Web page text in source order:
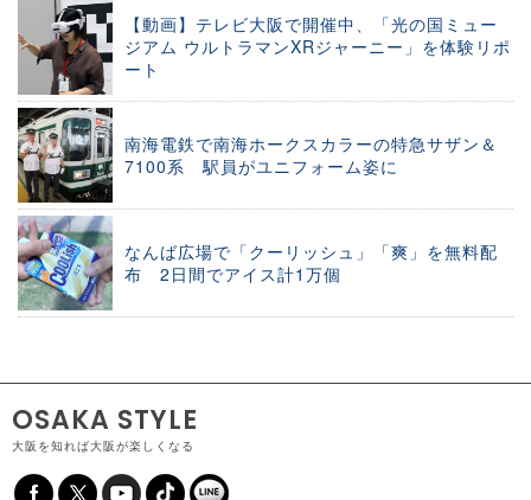
【動画】テレビ大阪で開催中、「光の国ミュー
ジアム ウルトラマンXRジャーニー」を体験リポ
ート
南海電鉄で南海ホークスカラーの特急サザン＆
7100系 駅員がユニフォーム姿に
なんば広場で「クーリッシュ」「爽」を無料配
布 2日間でアイス計1万個
OSAKA STYLE
大阪を知れば大阪が楽しくなる